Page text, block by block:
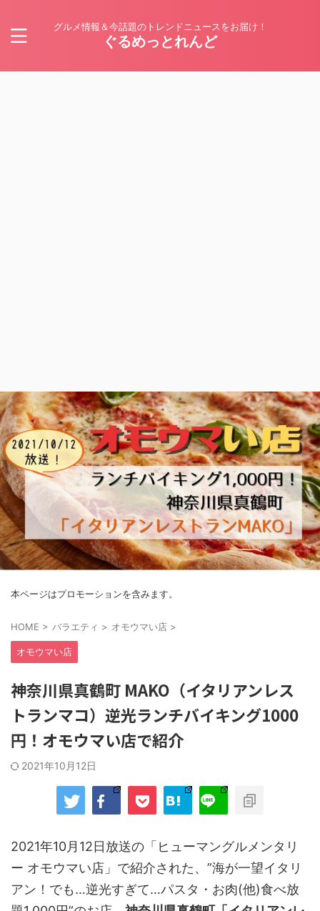
グルメ情報＆今話題のトレンドニュースをお届け！
ぐるめっとれんど
本ページはプロモーションを含みます。
HOME > バラエティ > オモウマい店 >
オモウマい店
神奈川県真鶴町 MAKO（イタリアンレス
トランマコ）逆光ランチバイキング1000
円！オモウマい店で紹介
2021年10月12日
2021年10月12日放送の「ヒューマングルメンタリ
ー オモウマい店」で紹介された、”海が一望イタリ
アン！でも…逆光すぎて…パスタ・お肉(他)食べ放